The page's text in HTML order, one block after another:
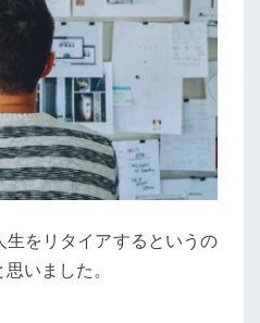
生をリタイアするというの
思いました。